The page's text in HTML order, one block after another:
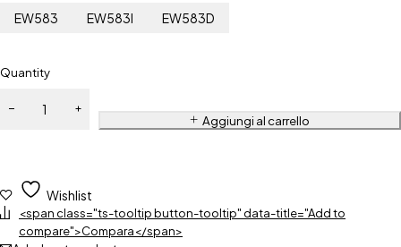
EW583 EW583I EW583D
Quantity
Aggiungi al carrello
Wishlist
<span class="ts-tooltip button-tooltip" data-title="Add to
compare">Compara</span>